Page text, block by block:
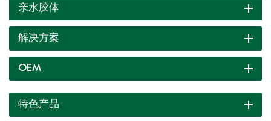
亲水胶体
解决方案
OEM
特色产品